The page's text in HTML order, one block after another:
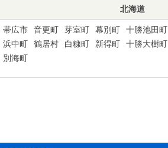
北海道
帯広市 音更町 芽室町 幕別町 十勝池田町
浜中町
鶴居村 白糠町 新得町 十勝大樹町
別海町